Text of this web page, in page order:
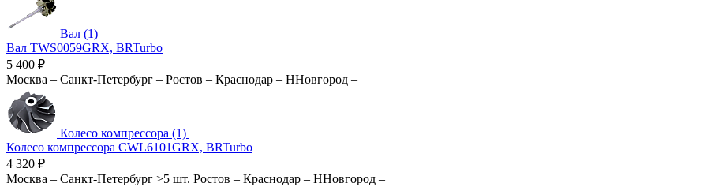
Вал (1)
Вал TWS0059GRX, BRTurbo
5 400 ₽
Москва – Санкт-Петербург – Ростов – Краснодар – ННовгород –
Колесо компрессора (1)
Колесо компрессора CWL6101GRX, BRTurbo
4 320 ₽
Москва – Санкт-Петербург >5 шт. Ростов – Краснодар – ННовгород –